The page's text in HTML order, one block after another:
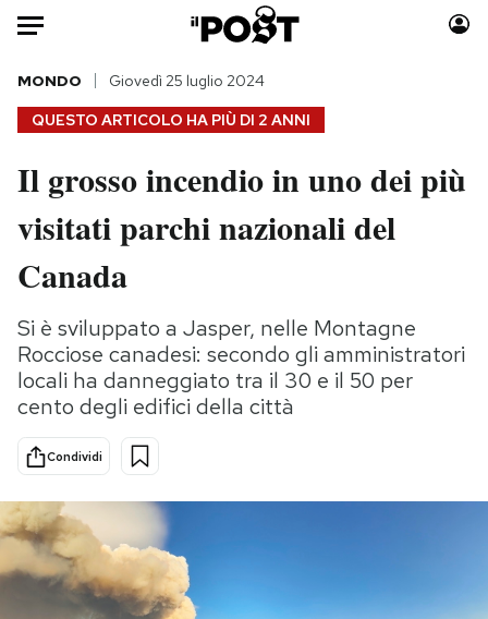
Auto
HOME
Italia
Politica
Tecnologia
Scienza
Cultura
Economia
Sport
Moda
Consumismi
Media
Europa
Altrecose
PODCAST
NEWSLETTER
QUESTO ARTICOLO HA PIÙ DI 2 ANNI
MONDO Giovedì 25 luglio 2024
Il grosso incendio in uno dei più
visitati parchi nazionali del
Canada
Si è sviluppato a Jasper, nelle Montagne
Rocciose canadesi: secondo gli amministratori
locali ha danneggiato tra il 30 e il 50 per
cento degli edifici della città
Condividi